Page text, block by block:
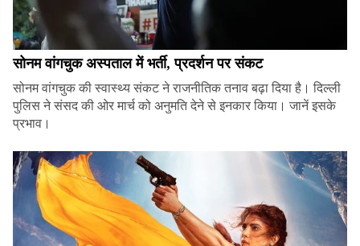
सोनम वांगचुक अस्पताल में भर्ती, प्रदर्शन पर संकट
सोनम वांगचुक की स्वास्थ्य संकट ने राजनीतिक तनाव बढ़ा दिया है। दिल्ली
पुलिस ने संसद की ओर मार्च को अनुमति देने से इनकार किया। जानें इसके
प्रभाव।